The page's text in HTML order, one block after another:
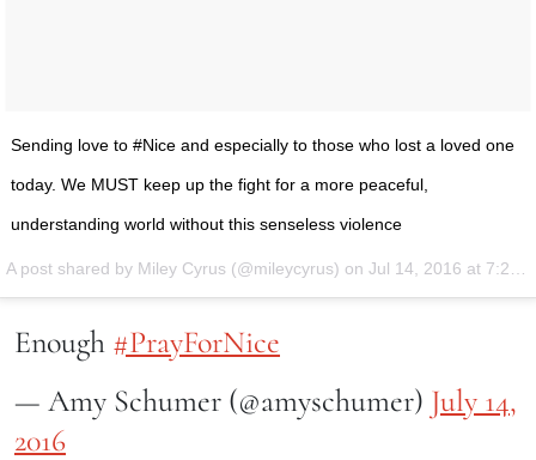
Sending love to #Nice and especially to those who lost a loved one
today. We MUST keep up the fight for a more peaceful,
understanding world without this senseless violence
A post shared by Miley Cyrus (@mileycyrus) on Jul 14, 2016 at 7:27pm PDT
Enough #PrayForNice
— Amy Schumer (@amyschumer) July 14,
2016